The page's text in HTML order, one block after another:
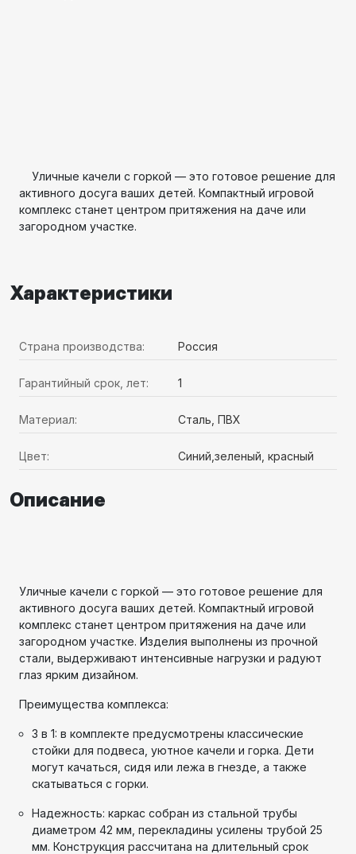
Уличные качели с горкой — это готовое решение для
активного досуга ваших детей. Компактный игровой
комплекс станет центром притяжения на даче или
загородном участке.
Характеристики
Страна производства: Россия
Гарантийный срок, лет: 1
Материал: Сталь, ПВХ
Цвет: Синий,зеленый, красный
Описание
Уличные качели с горкой — это готовое решение для
активного досуга ваших детей. Компактный игровой
комплекс станет центром притяжения на даче или
загородном участке. Изделия выполнены из прочной
стали, выдерживают интенсивные нагрузки и радуют
глаз ярким дизайном.
Преимущества комплекса:
3 в 1: в комплекте предусмотрены классические
стойки для подвеса, уютное качели и горка. Дети
могут качаться, сидя или лежа в гнезде, а также
скатываться с горки.
Надежность: каркас собран из стальной трубы
диаметром 42 мм, перекладины усилены трубой 25
мм. Конструкция рассчитана на длительный срок